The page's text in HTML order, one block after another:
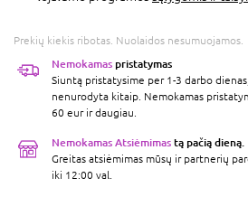
Prekių kiekis ribotas. Nuolaidos nesumuojamos.
Nemokamas pristatymas
Siuntą pristatysime per 1-3 darbo
nenurodyta kitaip. Nemokamas
60 eur ir daugiau.
Nemokamas Atsiėmimas tą pačią dieną.
Greitas atsiėmimas mūsų ir partnerių
iki 12:00 val.